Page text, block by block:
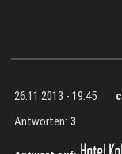
26.11.2013 - 19:45
Antworten: 3